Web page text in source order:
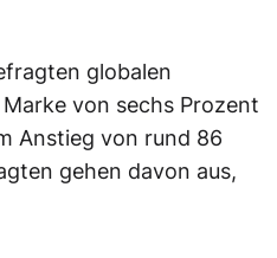
globalen
von sechs Prozent
Anstieg von rund 86
gehen davon aus,